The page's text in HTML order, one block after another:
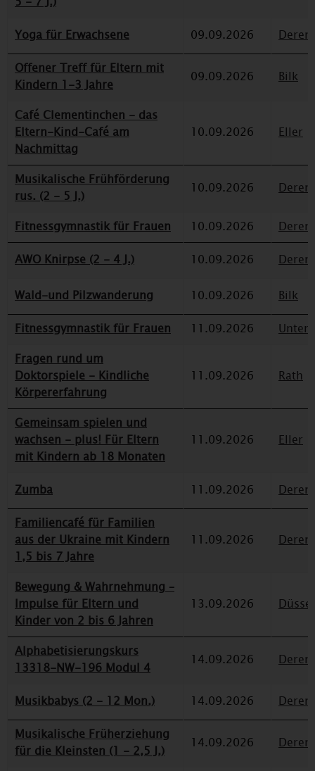
Yoga für Erwachsene 09.09.2026
Offener Treff für Eltern mit
Kindern 1-3 Jahre
09.09.2026 Bilk
Café Clementinchen - das
Eltern-Kind-Café am
Nachmittag
10.09.2026 Eller
Musikalische Frühförderung
rus. (2 - 5 J.)
10.09.2026
Fitnessgymnastik für Frauen 10.09.2026
AWO Knirpse (2 - 4 J.)
10.09.2026
Wald-und Pilzwanderung 10.09.2026
Bilk
Fitnessgymnastik für Frauen
11.09.2026
Fragen rund um
Doktorspiele - Kindliche
Körpererfahrung
11.09.2026 Rath
Gemeinsam spielen und
wachsen - plus! Für Eltern
mit Kindern ab 18 Monaten
11.09.2026 Eller
Zumba 11.09.2026
Familiencafé für Familien
aus der Ukraine mit Kindern
1,5 bis 7 Jahre
11.09.2026
Bewegung & Wahrnehmung –
Impulse für Eltern und
Kinder von 2 bis 6 Jahren
13.09.2026
Alphabetisierungskurs
13318-NW-196 Modul 4
14.09.2026
Musikbabys (2 - 12 Mon.) 14.09.2026
Musikalische Früherziehung
für die Kleinsten (1 - 2,5 J.)
14.09.2026